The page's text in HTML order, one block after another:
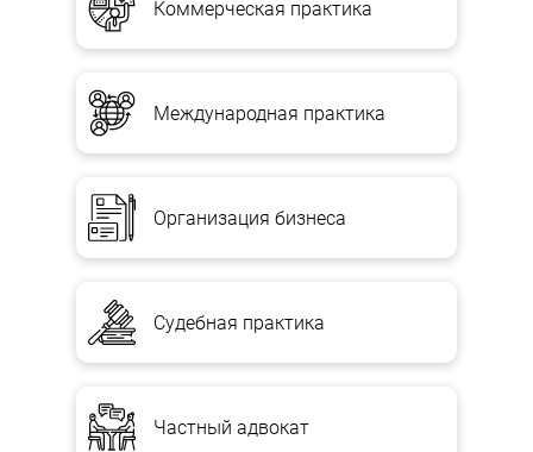
Коммерческая практика
Международная практика
Организация бизнеса
Судебная практика
Частный адвокат